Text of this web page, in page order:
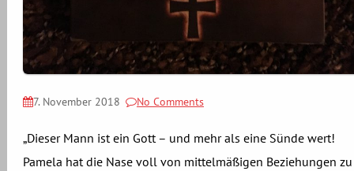
7. November 2018 No Comments
„Dieser Mann ist ein Gott – und mehr als eine Sünde wert!
Pamela hat die Nase voll von mittelmäßigen Beziehungen zu